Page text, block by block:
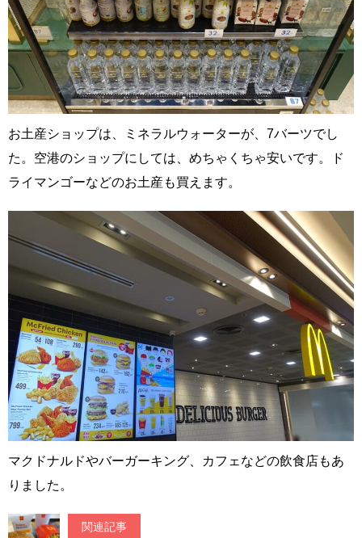
お土産ショップは、ミネラルウォーターが、7バーツでし
た。空港のショップにしては、めちゃくちゃ安いです。ド
ライマンゴーなどのお土産も買えます。
マクドナルドやバーガーキング、カフェなどの飲食店もあ
りました。
関連記事